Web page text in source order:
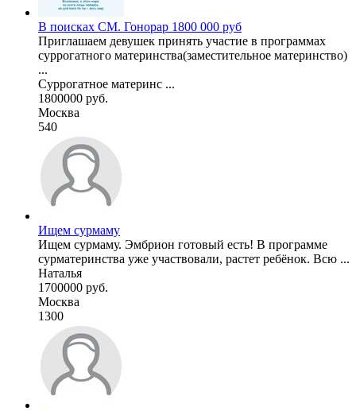
В поисках СМ. Гонорар 1800 000 руб
Приглашаем девушек принять участие в программах
суррогатного материнства(заместительное материнство)
...
Суррогатное материнс ...
1800000 руб.
Москва
540
Ищем сурмаму
Ищем сурмаму. Эмбрион готовый есть! В программе
сурматеринства уже участвовали, растет ребёнок. Всю ...
Наталья
1700000 руб.
Москва
1300